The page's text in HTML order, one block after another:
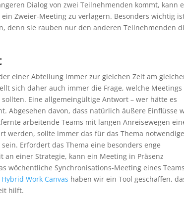
Dialog von zwei Teilnehmenden kommt, kann
Zweier-Meeting zu verlagern. Besonders wichtig
denn sie rauben nur den anderen Teilnehmenden
einer Abteilung immer zur gleichen Zeit am
sich daher auch immer die Frage, welche Meetings
Eine allgemeingültige Antwort – wer hätte es
Abgesehen davon, dass natürlich äußere Einflüsse
arbeitende Teams mit langen Anreisewegen
werden, sollte immer das für das Thema notwendige
Erfordert das Thema eine besonders enge
einer Strategie, kann ein Meeting in Präsenz
wöchentliche Synchronisations-Meeting eines
Hybrid Work Canvas haben wir ein Tool geschaffen,
hilft.